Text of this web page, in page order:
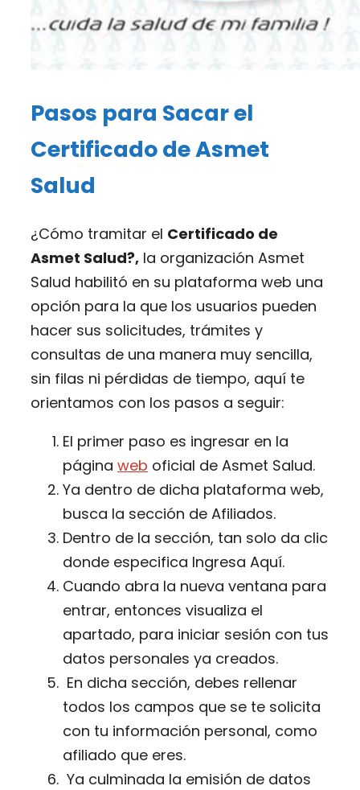
Pasos para Sacar el
Certificado de Asmet
Salud
¿Cómo tramitar el Certificado de
Asmet Salud?, la organización Asmet
Salud habilitó en su plataforma web una
opción para la que los usuarios pueden
hacer sus solicitudes, trámites y
consultas de una manera muy sencilla,
sin filas ni pérdidas de tiempo, aquí te
orientamos con los pasos a seguir:
El primer paso es ingresar en la
página web oficial de Asmet Salud.
Ya dentro de dicha plataforma web,
busca la sección de Afiliados.
Dentro de la sección, tan solo da clic
donde especifica Ingresa Aquí.
Cuando abra la nueva ventana para
entrar, entonces visualiza el
apartado, para iniciar sesión con tus
datos personales ya creados.
En dicha sección, debes rellenar
todos los campos que se te solicita
con tu información personal, como
afiliado que eres.
Ya culminada la emisión de datos